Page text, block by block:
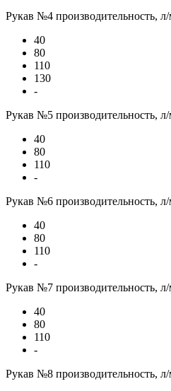
Рукав №4 производительность,
40
80
110
130
-
Рукав №5 производительность,
40
80
110
-
Рукав №6 производительность,
40
80
110
-
Рукав №7 производительность,
40
80
110
-
Рукав №8 производительность,